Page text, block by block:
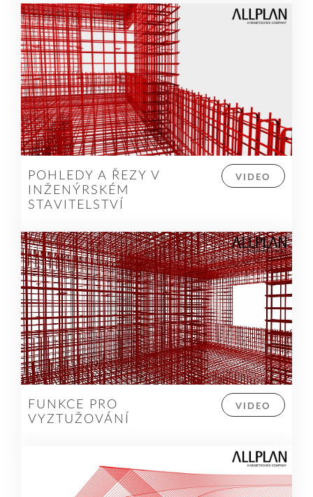
VIDEO
POHLEDY A ŘEZY V
INŽENÝRSKÉM
STAVITELSTVÍ
VIDEO
FUNKCE PRO
VYZTUŽOVÁNÍ